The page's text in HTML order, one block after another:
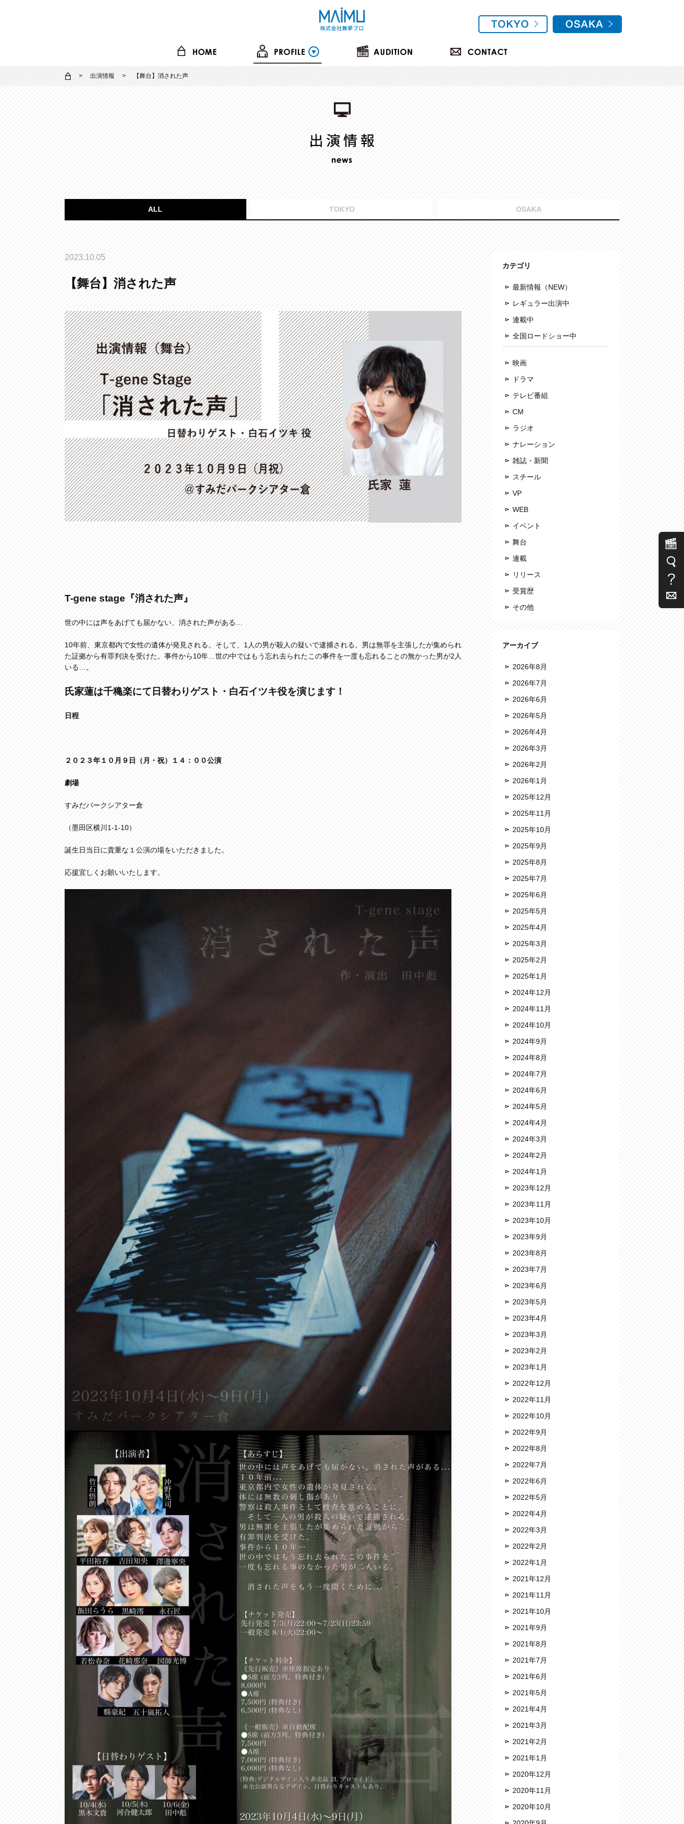
出演情報 【舞台】消された声
ALL TOKYO OSAKA
2023.10.05
【舞台】消された声
T-gene stage 『消された声』
世の中には声をあげても届かない、消された声がある…
10年前、東京都内で女性の遺体が発見される。そして、1人の男が殺人の疑いで逮捕される。男は無罪を主張したが集められ
た証拠から有罪判決を受けた。事件から10年…世の中ではもう忘れ去られたこの事件を一度も忘れることの無かった男が2人
いる…。
氏家蓮は千穐楽にて日替わりゲスト・白石イツキ役を演じます！
日程
２０２３年１０月９日（月・祝）１４：００公演
劇場
すみだパークシアター倉
（墨田区横川1-1-10）
誕生日当日に貴重な１公演の場をいただきました。
応援宜しくお願いいたします。
カテゴリ
最新情報（NEW）
レギュラー出演中
連載中
全国ロードショー中
映画
ドラマ
テレビ番組
CM
ラジオ
ナレーション
雑誌・新聞
スチール
VP
WEB
イベント
舞台
連載
リリース
受賞歴
その他
アーカイブ
2026年8月
2026年7月
2026年6月
2026年5月
2026年4月
2026年3月
2026年2月
2026年1月
2025年12月
2025年11月
2025年10月
2025年9月
2025年8月
2025年7月
2025年6月
2025年5月
2025年4月
2025年3月
2025年2月
2025年1月
2024年12月
2024年11月
2024年10月
2024年9月
2024年8月
2024年7月
2024年6月
2024年5月
2024年4月
2024年3月
2024年2月
2024年1月
2023年12月
2023年11月
2023年10月
2023年9月
2023年8月
2023年7月
2023年6月
2023年5月
2023年4月
2023年3月
2023年2月
2023年1月
2022年12月
2022年11月
2022年10月
2022年9月
2022年8月
2022年7月
2022年6月
2022年5月
2022年4月
2022年3月
2022年2月
2022年1月
2021年12月
2021年11月
2021年10月
2021年9月
2021年8月
2021年7月
2021年6月
2021年5月
2021年4月
2021年3月
2021年2月
2021年1月
2020年12月
2020年11月
2020年10月